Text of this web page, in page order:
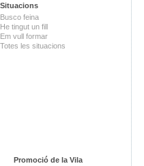
Situacions
Busco feina
He tingut un fill
Em vull formar
Totes les situacions
Promoció de la Vila